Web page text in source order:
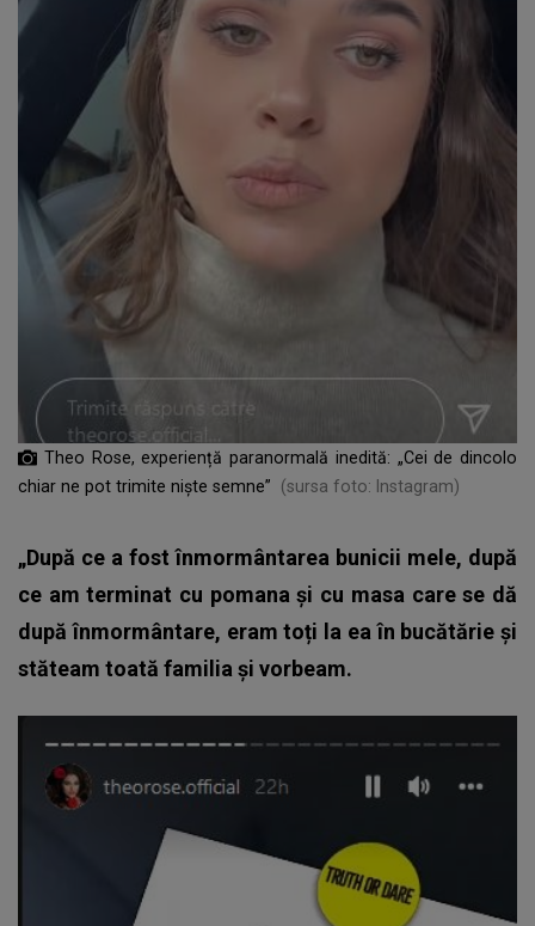
Theo Rose, experiență paranormală inedită: „Cei de dincolo
chiar ne pot trimite niște semne”
(sursa foto: Instagram)
„După ce a fost înmormântarea bunicii mele, după
ce am terminat cu pomana și cu masa care se dă
după înmormântare, eram toți la ea în bucătărie și
stăteam toată familia și vorbeam.